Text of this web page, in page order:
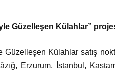
Güzelleşen Külahlar”
Güzelleşen Külahlar satış
Erzurum, İstanbul,